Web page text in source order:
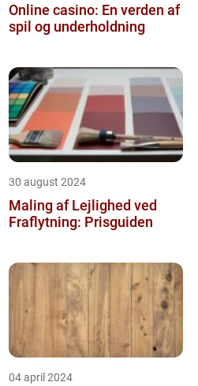
Online casino: En verden af
spil og underholdning
30 august 2024
Maling af Lejlighed ved
Fraflytning: Prisguiden
04 april 2024